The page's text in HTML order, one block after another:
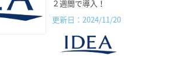
２週間で導入！
更新日：2024/11/20